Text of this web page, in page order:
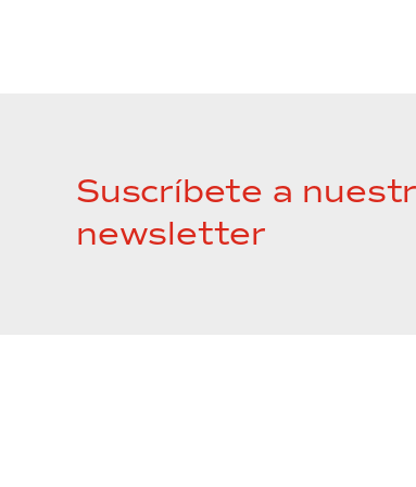
Suscríbete a
newsletter